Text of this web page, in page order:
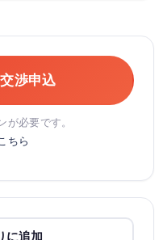
渉申込
が必要です。
ちら
に追加